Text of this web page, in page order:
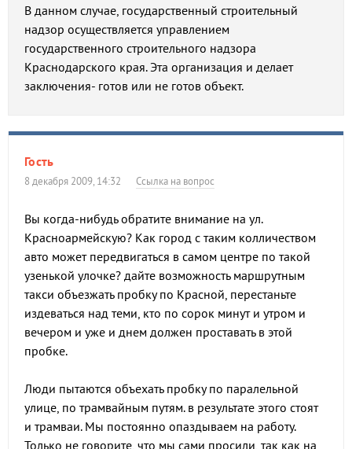
В данном случае, государственный строительный
надзор осуществляется управлением
государственного строительного надзора
Краснодарского края. Эта организация и делает
заключения- готов или не готов объект.
Гость
8 декабря 2009, 14:32 Ссылка на вопрос
Вы когда-нибудь обратите внимание на ул.
Красноармейскую? Как город с таким колличеством
авто может передвигаться в самом центре по такой
узенькой улочке? дайте возможность маршрутным
такси объезжать пробку по Красной, перестаньте
издеваться над теми, кто по сорок минут и утром и
вечером и уже и днем должен проставать в этой
пробке.
Люди пытаются объехать пробку по паралельной
улице, по трамвайным путям. в результате этого стоят
и трамваи. Мы постоянно опаздываем на работу.
Только не говорите, что мы сами просили, так как на